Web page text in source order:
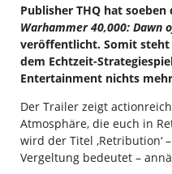
Publisher THQ hat
Warhammer 40,000: Dawn
veröffentlicht. Somit steht
dem Echtzeit-
Entertainment nichts
Der Trailer zeigt
Atmosphäre, die euch in
wird der Titel ‚Retribution‘
Vergeltung bedeutet –